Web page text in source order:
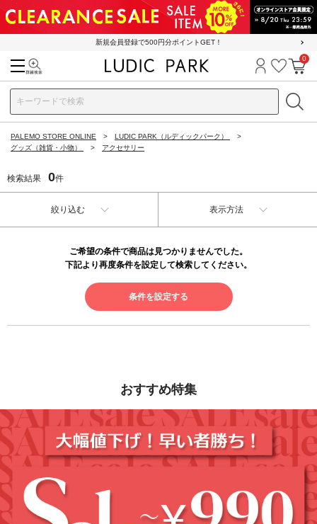
新規会員登録で500円分ポイントGET！
ログイン
お気に
カ
0
PALEMO STORE ONLINE
LUDIC PARK（ルディックパーク）
グッズ（雑貨・小物）
アクセサリー
検索結果 0件
絞り込む 表示方法
ご希望の条件で商品は見つかりませんでした。
下記より再度条件を設定して検索してください。
条件を設定する
おすすめ特集